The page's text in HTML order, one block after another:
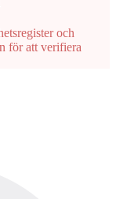
och
för att verifiera